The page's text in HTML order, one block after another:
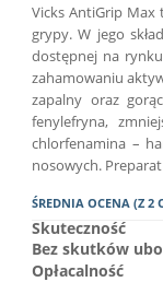
Vicks AntiGrip Max
grypy. W jego
dostępnej na
zahamowaniu
zapalny oraz
fenylefryna,
chlorfenamina –
nosowych.
ŚREDNIA OCENA (Z 2
Skuteczność
Bez skutków
Opłacalność